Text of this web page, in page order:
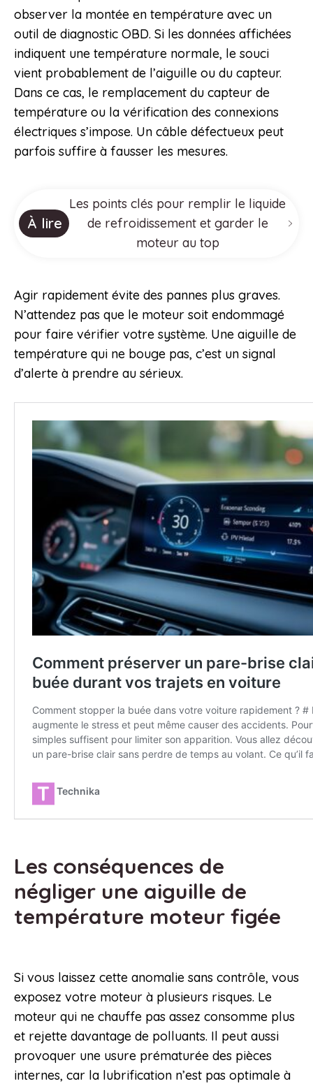
observer la montée en température avec un
outil de diagnostic OBD. Si les données affichées
indiquent une température normale, le souci
vient probablement de l’aiguille ou du capteur.
Dans ce cas, le remplacement du capteur de
température ou la vérification des connexions
électriques s’impose. Un câble défectueux peut
parfois suffire à fausser les mesures.
À lire
Les points clés pour remplir le liquide
de refroidissement et garder le
moteur au top
Agir rapidement évite des pannes plus graves.
N’attendez pas que le moteur soit endommagé
pour faire vérifier votre système. Une aiguille de
température qui ne bouge pas, c’est un signal
d’alerte à prendre au sérieux.
Les conséquences de
négliger une aiguille de
température moteur figée
Si vous laissez cette anomalie sans contrôle, vous
exposez votre moteur à plusieurs risques. Le
moteur qui ne chauffe pas assez consomme plus
et rejette davantage de polluants. Il peut aussi
provoquer une usure prématurée des pièces
internes, car la lubrification n’est pas optimale à